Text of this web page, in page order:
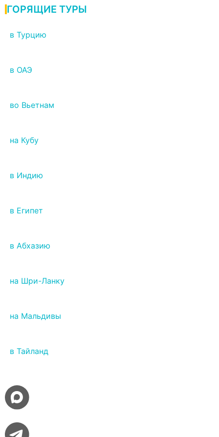
ГОРЯЩИЕ ТУРЫ
в Турцию
в ОАЭ
во Вьетнам
на Кубу
в Индию
в Египет
в Абхазию
на Шри-Ланку
на Мальдивы
в Тайланд